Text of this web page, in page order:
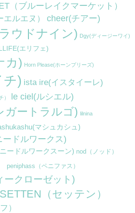
（ブルーレイクマーケット）
ルエヌ） cheer(チアー)
ウドナイン) Dgy(ディージーワイ)
エリフェ)
カ) Horn Please(ホーンプリーズ)
チ) ista ire(イスタイーレ)
） le ciel(ルシエル)
ガートラルゴ) lilnina
マシュカシュ)
ドルワークス)
ードルワークスーン) nod（ノッド）
peniphass（ペニファス）
ークローゼット)
SETTEN（セッテン）
）